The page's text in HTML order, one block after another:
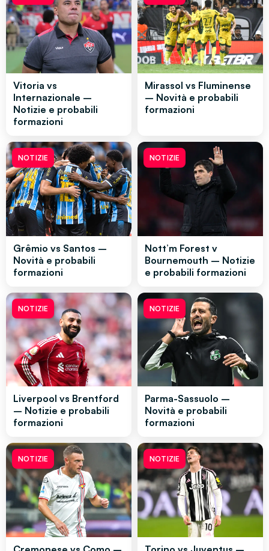
Vitoria vs
Internazionale –
Notizie e probabili
formazioni
Mirassol vs Fluminense
– Novità e probabili
formazioni
NOTIZIE
Grêmio vs Santos –
Novità e probabili
formazioni
NOTIZIE
Nott’m Forest v
Bournemouth – Notizie
e probabili formazioni
NOTIZIE
Liverpool vs Brentford
– Notizie e probabili
formazioni
NOTIZIE
Parma-Sassuolo –
Novità e probabili
formazioni
NOTIZIE NOTIZIE